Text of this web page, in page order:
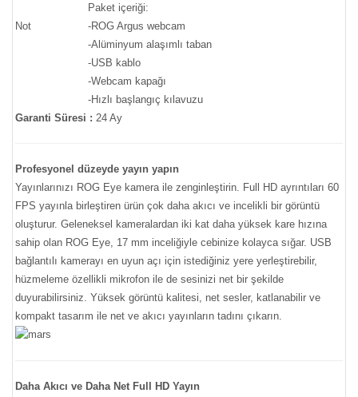
Not
Paket içeriği:
-ROG Argus webcam
-Alüminyum alaşımlı taban
-USB kablo
-Webcam kapağı
-Hızlı başlangıç kılavuzu
Garanti Süresi : 24 Ay
Profesyonel düzeyde yayın yapın
Yayınlarınızı ROG Eye kamera ile zenginleştirin. Full HD ayrıntıları 60
FPS yayınla birleştiren ürün çok daha akıcı ve incelikli bir görüntü
oluşturur. Geleneksel kameralardan iki kat daha yüksek kare hızına
sahip olan ROG Eye, 17 mm inceliğiyle cebinize kolayca sığar. USB
bağlantılı kamerayı en uyun açı için istediğiniz yere yerleştirebilir,
hüzmeleme özellikli mikrofon ile de sesinizi net bir şekilde
duyurabilirsiniz. Yüksek görüntü kalitesi, net sesler, katlanabilir ve
kompakt tasarım ile net ve akıcı yayınların tadını çıkarın.
Daha Akıcı ve Daha Net Full HD Yayın